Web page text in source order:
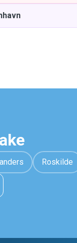
Roskilde